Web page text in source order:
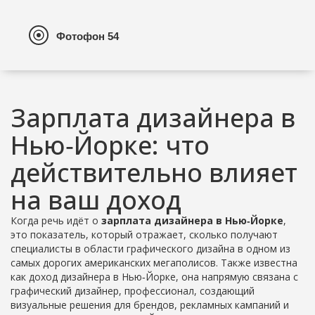
Зарплата дизайнера в
Нью‑Йорке: что
действительно влияет
на ваш доход
Когда речь идёт о зарплата дизайнера в Нью‑Йорке,
это показатель, который отражает, сколько получают
специалисты в области графического дизайна в одном из
самых дорогих американских мегаполисов. Также известна
как доход дизайнера в Нью‑Йорке, она напрямую связана с
графический дизайнер, профессионал, создающий
визуальные решения для брендов, рекламных кампаний и